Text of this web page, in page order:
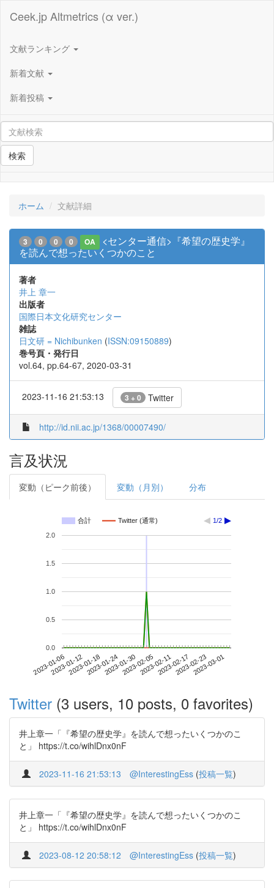
Ceek.jp Altmetrics (α ver.)
文献ランキング
新着文献
新着投稿
検索
ホーム 文献詳細
3 0 0 0 OA
<センター通信>『希望の歴史学』
を読んで想ったいくつかのこと
著者
井上 章一
出版者
国際日本文化研究センター
雑誌
日文研 = Nichibunken (ISSN:09150889)
巻号頁・発行日
vol.64, pp.64-67, 2020-03-31
2023-11-16 21:53:13 3 + 0 Twitter
http://id.nii.ac.jp/1368/00007490/
言及状況
変動（ピーク前後） 変動（月別） 分布
合計 Twitter (通常) 1/2
2023-01-062023-01-122023-01-182023-01-242023-01-302023-02-052023-02-112023-02-172023-02-232023-03-01
0.0
0.5
1.0
1.5
2.0
Twitter (3 users, 10 posts, 0 favorites)
井上章一「『希望の歴史学』を読んで想ったいくつかのこ
と」 https://t.co/wihlDnx0nF
2023-11-16 21:53:13 @InterestingEss (投稿一覧)
井上章一「『希望の歴史学』を読んで想ったいくつかのこ
と」 https://t.co/wihlDnx0nF
2023-08-12 20:58:12 @InterestingEss (投稿一覧)